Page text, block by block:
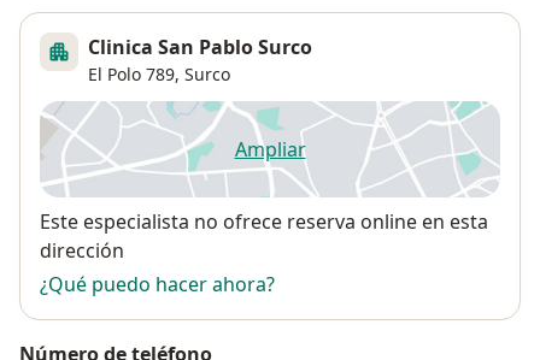
Clinica San Pablo Surco
El Polo 789, Surco
Ampliarse abre en una nueva
Disponibilidad
Este especialista no ofrece reserva online en esta
dirección
¿Qué puedo hacer ahora?
Número de teléfono